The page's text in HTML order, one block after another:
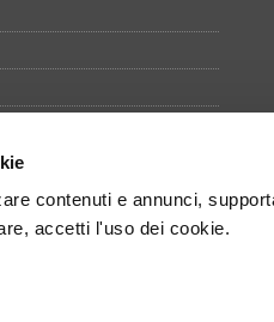
contenuti e annunci,
accetti l'uso dei cookie.